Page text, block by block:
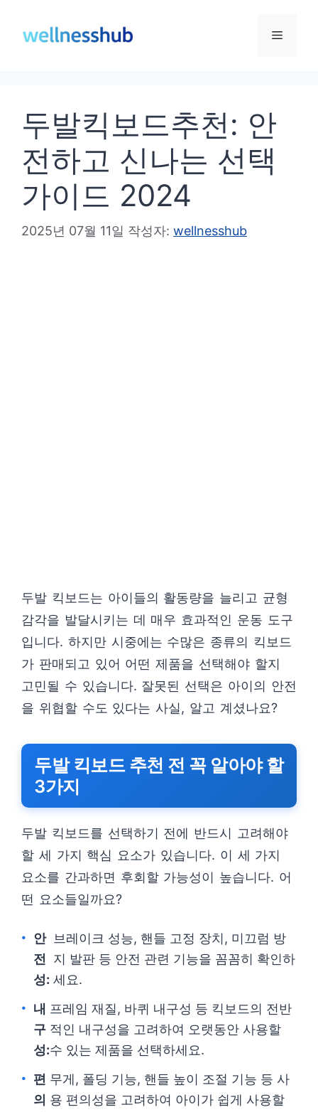
메
두발킥보드추천: 안
전하고 신나는 선택
가이드 2024
2025년 07월 11일 작성자: wellnesshub
두발 킥보드는 아이들의 활동량을 늘리고 균형
감각을 발달시키는 데 매우 효과적인 운동 도구
입니다. 하지만 시중에는 수많은 종류의 킥보드
가 판매되고 있어 어떤 제품을 선택해야 할지
고민될 수 있습니다. 잘못된 선택은 아이의 안전
을 위협할 수도 있다는 사실, 알고 계셨나요?
두발 킥보드 추천 전 꼭 알아야 할
3가지
두발 킥보드를 선택하기 전에 반드시 고려해야
할 세 가지 핵심 요소가 있습니다. 이 세 가지
요소를 간과하면 후회할 가능성이 높습니다. 어
떤 요소들일까요?
안
전
성:
브레이크 성능, 핸들 고정 장치, 미끄럼 방
지 발판 등 안전 관련 기능을 꼼꼼히 확인하
세요.
내
구
성:
프레임 재질, 바퀴 내구성 등 킥보드의 전반
적인 내구성을 고려하여 오랫동안 사용할
수 있는 제품을 선택하세요.
편
의
무게, 폴딩 기능, 핸들 높이 조절 기능 등 사
용 편의성을 고려하여 아이가 쉽게 사용할